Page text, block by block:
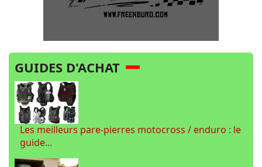
GUIDES D'ACHAT
Les meilleurs pare-pierres motocross / enduro : le
guide...